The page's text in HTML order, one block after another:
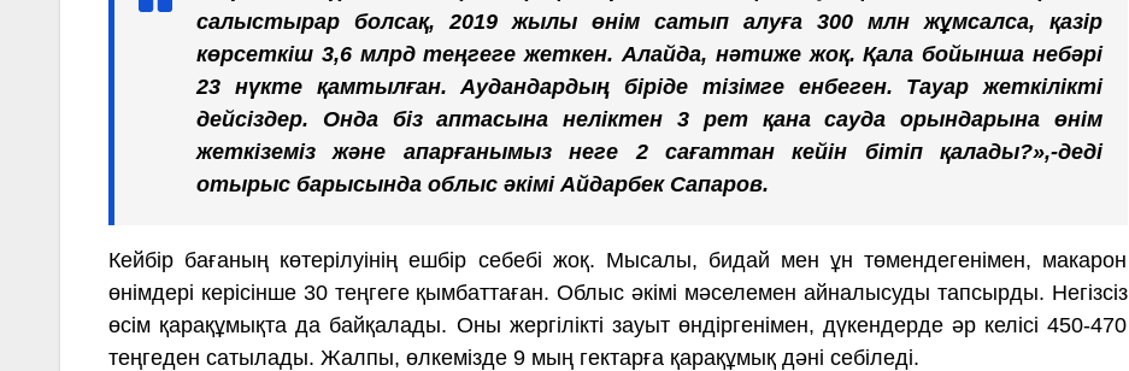
салыстырар болсақ, 2019 жылы өнім сатып алуға 300 млн жұмсалса, қазір
көрсеткіш 3,6 млрд теңгеге жеткен. Алайда, нәтиже жоқ. Қала бойынша небәрі
23 нүкте қамтылған. Аудандардың біріде тізімге енбеген. Тауар жеткілікті
дейсіздер. Онда біз аптасына неліктен 3 рет қана сауда орындарына өнім
жеткіземіз және апарғанымыз неге 2 сағаттан кейін бітіп қалады?»,-деді
отырыс барысында облыс әкімі Айдарбек Сапаров.
Кейбір бағаның көтерілуінің ешбір себебі жоқ. Мысалы, бидай мен ұн төмендегенімен, макарон
өнімдері керісінше 30 теңгеге қымбаттаған. Облыс әкімі мәселемен айналысуды тапсырды. Негізсіз
өсім қарақұмықта да байқалады. Оны жергілікті зауыт өндіргенімен, дүкендерде әр келісі 450-470
теңгеден сатылады. Жалпы, өлкемізде 9 мың гектарға қарақұмық дәні себіледі.